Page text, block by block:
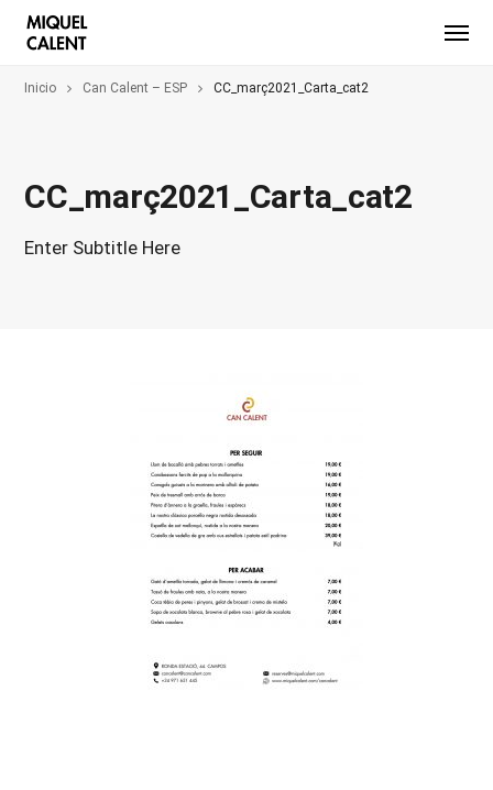
Inicio Can Calent – ESP CC_març2021_Carta_cat2
CC_març2021_Carta_cat2
Enter Subtitle Here